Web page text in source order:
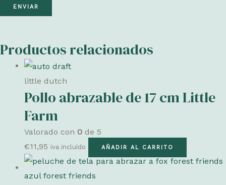
Productos relacionados
little dutch
Pollo abrazable de 17 cm Little
Farm
Valorado con 0 de 5
€11,95 iva incluído AÑADIR AL CARRITO